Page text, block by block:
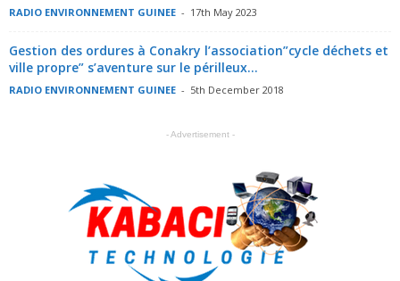
RADIO ENVIRONNEMENT GUINEE - 17th May 2023
Gestion des ordures à Conakry l’association”cycle déchets et
ville propre” s’aventure sur le périlleux...
RADIO ENVIRONNEMENT GUINEE - 5th December 2018
- Advertisement -